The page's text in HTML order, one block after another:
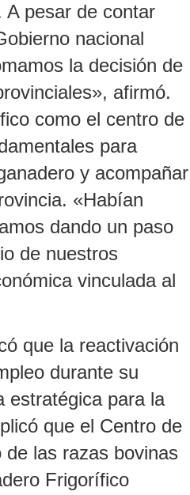
A pesar de contar
nacional
la decisión de
afirmó.
como el centro de
para
y acompañar
«Habían
dando un paso
de nuestros
vinculada al
que la reactivación
durante su
estratégica para la
que el Centro de
las razas bovinas
Frigorífico